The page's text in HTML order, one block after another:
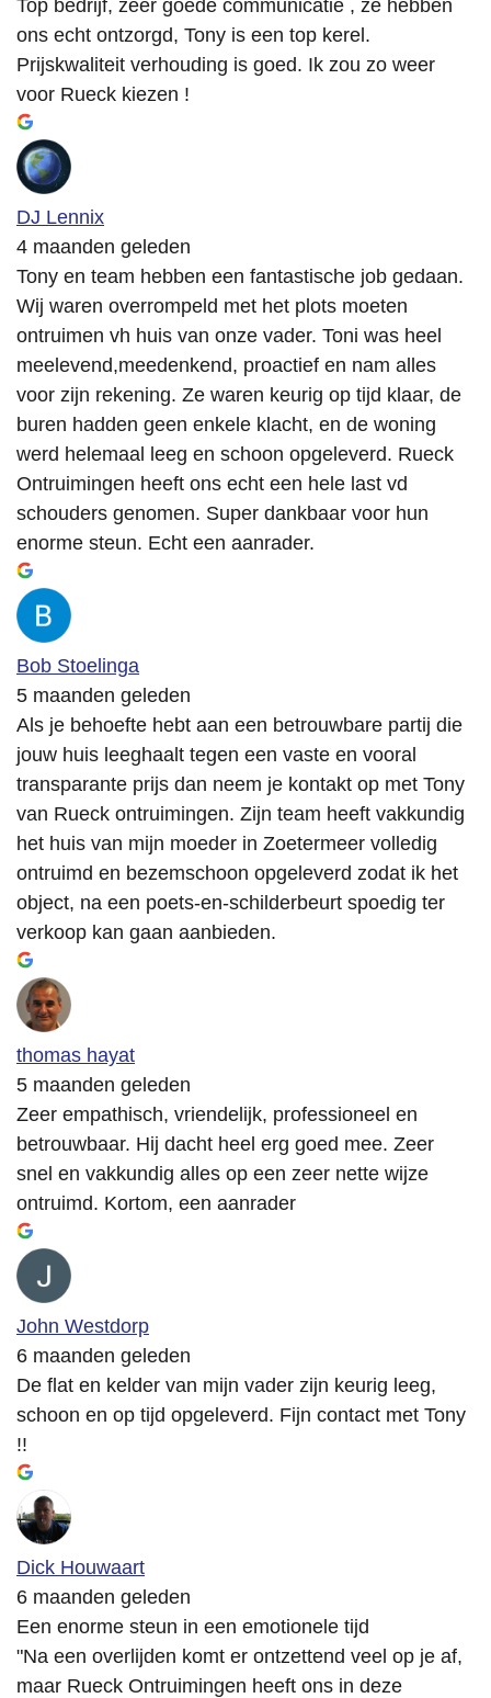
Top bedrijf, zeer goede communicatie , ze hebben
ons echt ontzorgd, Tony is een top kerel.
Prijskwaliteit verhouding is goed. Ik zou zo weer
voor Rueck kiezen !
DJ Lennix
4 maanden geleden
Tony en team hebben een fantastische job gedaan.
Wij waren overrompeld met het plots moeten
ontruimen vh huis van onze vader. Toni was heel
meelevend,meedenkend, proactief en nam alles
voor zijn rekening. Ze waren keurig op tijd klaar, de
buren hadden geen enkele klacht, en de woning
werd helemaal leeg en schoon opgeleverd. Rueck
Ontruimingen heeft ons echt een hele last vd
schouders genomen. Super dankbaar voor hun
enorme steun. Echt een aanrader.
Bob Stoelinga
5 maanden geleden
Als je behoefte hebt aan een betrouwbare partij die
jouw huis leeghaalt tegen een vaste en vooral
transparante prijs dan neem je kontakt op met Tony
van Rueck ontruimingen. Zijn team heeft vakkundig
het huis van mijn moeder in Zoetermeer volledig
ontruimd en bezemschoon opgeleverd zodat ik het
object, na een poets-en-schilderbeurt spoedig ter
verkoop kan gaan aanbieden.
thomas hayat
5 maanden geleden
Zeer empathisch, vriendelijk, professioneel en
betrouwbaar. Hij dacht heel erg goed mee. Zeer
snel en vakkundig alles op een zeer nette wijze
ontruimd. Kortom, een aanrader
John Westdorp
6 maanden geleden
De flat en kelder van mijn vader zijn keurig leeg,
schoon en op tijd opgeleverd. Fijn contact met Tony
!!
Dick Houwaart
6 maanden geleden
Een enorme steun in een emotionele tijd
"Na een overlijden komt er ontzettend veel op je af,
maar Rueck Ontruimingen heeft ons in deze